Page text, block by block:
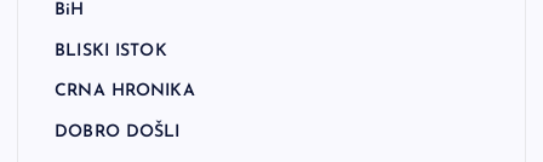
BiH
BLISKI ISTOK
CRNA HRONIKA
DOBRO DOŠLI